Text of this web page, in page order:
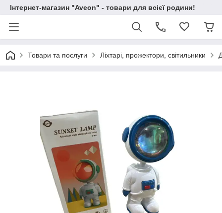
Інтернет-магазин "Aveon" - товари для всієї родини!
Товари та послуги Ліхтарі, прожектори, світильники